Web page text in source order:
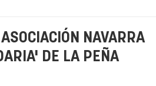
NAVARRA
DE LA PEÑA